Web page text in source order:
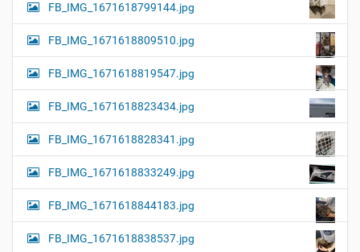
FB_IMG_1671618799144.jpg
FB_IMG_1671618809510.jpg
FB_IMG_1671618819547.jpg
FB_IMG_1671618823434.jpg
FB_IMG_1671618828341.jpg
FB_IMG_1671618833249.jpg
FB_IMG_1671618844183.jpg
FB_IMG_1671618838537.jpg